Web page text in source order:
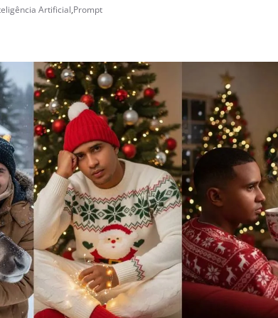
Artificial,Prompt